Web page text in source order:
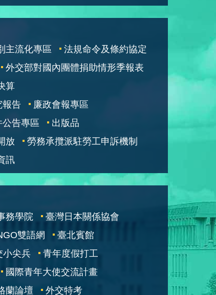
主流化專區
法規命令及條約協定
外交部對國內團體捐助情形季報表
算
報告
廉政會報專區
告專區
出版品
放
勞務承攬派駐勞工申訴機制
訊
務學院
臺灣日本關係協會
雙語網
臺北賓館
小尖兵
青年度假打工
國際青年大使交流計畫
蘭論壇 外交特考